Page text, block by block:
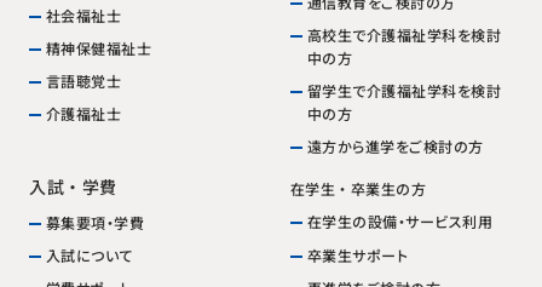
社会福祉士
精神保健福祉士
言語聴覚士
介護福祉士
入試・学費
募集要項・学費
入試について
高校生で介護福祉学科を検討
中の方
留学生で介護福祉学科を検討
中の方
遠方から進学をご検討の方
在学生・卒業生の方
在学生の設備・サービス利用
卒業生サポート